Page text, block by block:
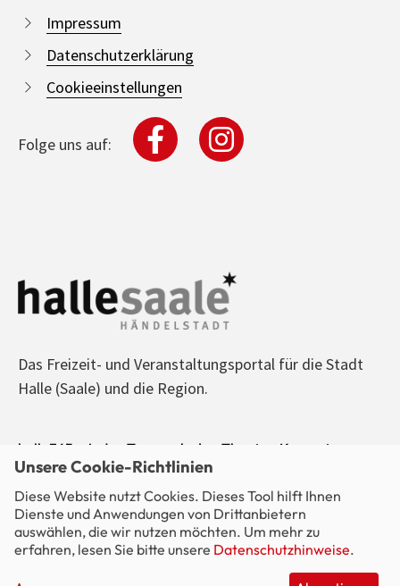
Impressum
Datenschutzerklärung
Cookieeinstellungen
Folge uns auf:
Das Freizeit- und Veranstaltungsportal für die Stadt
Halle (Saale) und die Region.
halle365 - Jeden Tag was los! - Theater, Konzerte,
Sport, Kino, Ausstellungen, Freizeit, Party - alle
Veranstaltungen im Blick.
Unsere Cookie-Richtlinien
Diese Website nutzt Cookies. Dieses Tool hilft Ihnen
Dienste und Anwendungen von Drittanbietern
auswählen, die wir nutzen möchten. Um mehr zu
erfahren, lesen Sie bitte unsere Datenschutzhinweise.